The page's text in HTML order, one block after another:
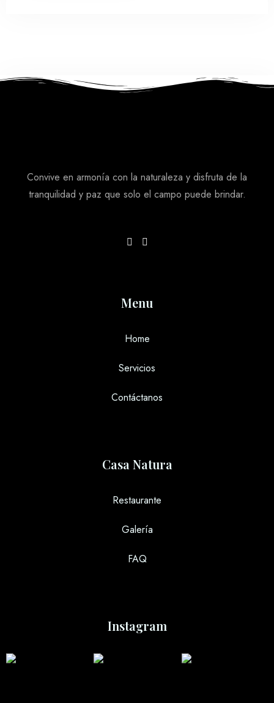
Convive en armonía con la naturaleza y disfruta de la
tranquilidad y paz que solo el campo puede brindar.
Menu
Home
Servicios
Contáctanos
Casa Natura
Restaurante
Galería
FAQ
Instagram
Niños Mayores de 5 años
Buscar